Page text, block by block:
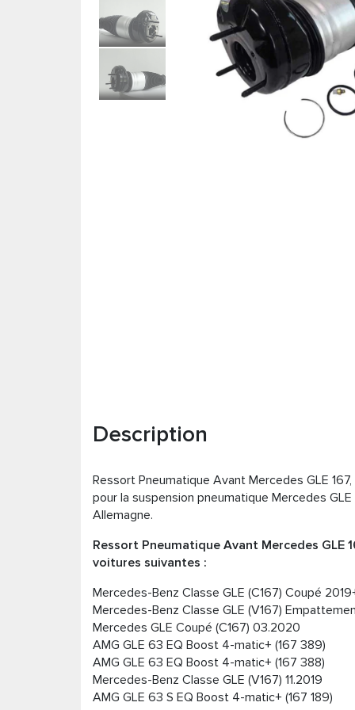
Description
Ressort Pneumatique Avant Mercedes GLE
pour la suspension pneumatique Mercedes
Allemagne.
Ressort Pneumatique Avant Mercedes GLE
voitures suivantes :
Mercedes-Benz Classe GLE (C167) Coupé
Mercedes-Benz Classe GLE (V167)
Mercedes GLE Coupé (C167) 03.2020
AMG GLE 63 EQ Boost 4-matic+ (167 389)
AMG GLE 63 EQ Boost 4-matic+ (167 388)
Mercedes-Benz Classe GLE (V167) 11.2019
AMG GLE 63 S EQ Boost 4-matic+ (167 189)